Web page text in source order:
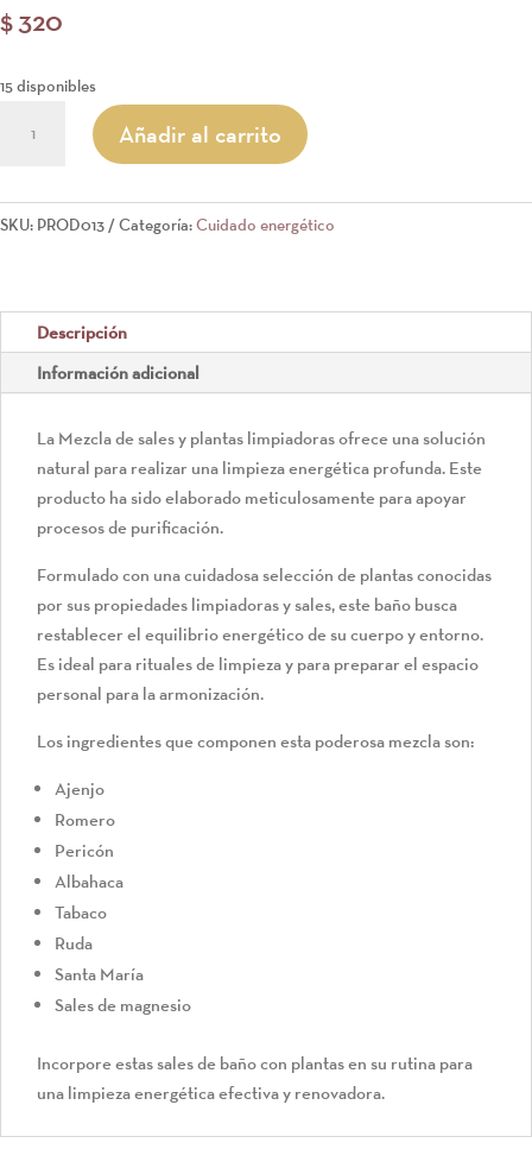
$320
15 disponibles
PURIFICAR
Añadir al carrito
SKU: PROD013 Categoría:Cuidado energético
Descripción
Información adicional
La Mezcla de sales y plantas limpiadoras ofrece una solución
natural para realizar una limpieza energética profunda. Este
producto ha sido elaborado meticulosamente para apoyar
procesos de purificación.
Formulado con una cuidadosa selección de plantas conocidas
por sus propiedades limpiadoras y sales, este baño busca
restablecer el equilibrio energético de su cuerpo y entorno.
Es ideal para rituales de limpieza y para preparar el espacio
personal para la armonización.
Los ingredientes que componen esta poderosa mezcla son:
Ajenjo
Romero
Pericón
Albahaca
Tabaco
Ruda
Santa María
Sales de magnesio
Incorpore estas sales de baño con plantas en su rutina para
una limpieza energética efectiva y renovadora.